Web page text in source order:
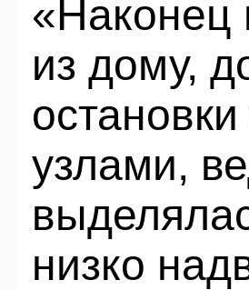
«Наконец
из дому,
узлами,
низко